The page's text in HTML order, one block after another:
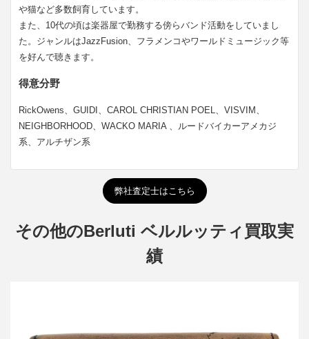
や猫など多数飼育しています。
また、10代の頃は楽器屋で勤務する傍らバンド活動をしていまし
た。ジャンルはJazzFusion、フラメンコやワールドミュージック等
を好んで聴きます。
得意分野
RickOwens、GUIDI、CAROL CHRISTIAN POEL、VISVIM、
NEIGHBORHOOD、WACKO MARIA 、ルードバイカーアメカジ
系、アルチザン系
弊社査定士はこちら
その他のBerluti ベルルッティ買取実
績